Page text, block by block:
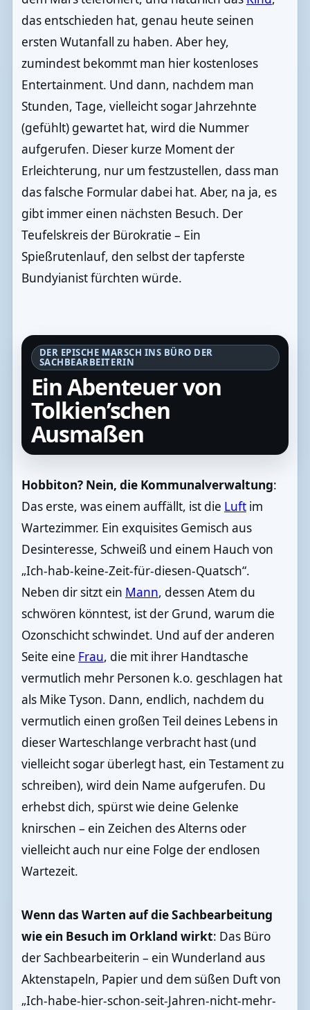
das entschieden hat, genau heute seinen
ersten Wutanfall zu haben. Aber hey,
zumindest bekommt man hier kostenloses
Entertainment. Und dann, nachdem man
Stunden, Tage, vielleicht sogar Jahrzehnte
(gefühlt) gewartet hat, wird die Nummer
aufgerufen. Dieser kurze Moment der
Erleichterung, nur um festzustellen, dass man
das falsche Formular dabei hat. Aber, na ja, es
gibt immer einen nächsten Besuch. Der
Teufelskreis der Bürokratie – Ein
Spießrutenlauf, den selbst der tapferste
Bundyianist fürchten würde.
DER EPISCHE MARSCH INS BÜRO DER
SACHBEARBEITERIN
Ein Abenteuer von
Tolkien’schen
Ausmaßen
Hobbiton? Nein, die Kommunalverwaltung:
Das erste, was einem auffällt, ist die Luftim
Wartezimmer. Ein exquisites Gemisch aus
Desinteresse, Schweiß und einem Hauch von
„Ich-hab-keine-Zeit-für-diesen-Quatsch“.
Neben dir sitzt ein Mann, dessen Atem du
schwören könntest, ist der Grund, warum die
Ozonschicht schwindet. Und auf der anderen
Seite eine Frau, die mit ihrer Handtasche
vermutlich mehr Personen k.o. geschlagen hat
als Mike Tyson. Dann, endlich, nachdem du
vermutlich einen großen Teil deines Lebens in
dieser Warteschlange verbracht hast (und
vielleicht sogar überlegt hast, ein Testament zu
schreiben), wird dein Name aufgerufen. Du
erhebst dich, spürst wie deine Gelenke
knirschen – ein Zeichen des Alterns oder
vielleicht auch nur eine Folge der endlosen
Wartezeit.
Wenn das Warten auf die Sachbearbeitung
wie ein Besuch im Orkland wirkt: Das Büro
der Sachbearbeiterin – ein Wunderland aus
Aktenstapeln, Papier und dem süßen Duft von
„Ich-habe-hier-schon-seit-Jahren-nicht-mehr-